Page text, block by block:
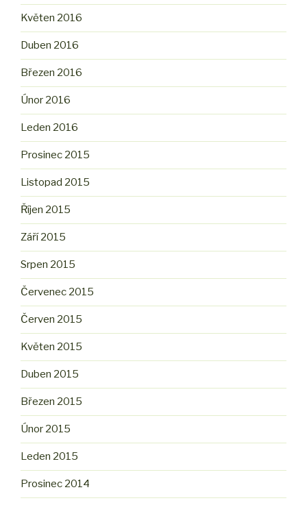
Květen 2016
Duben 2016
Březen 2016
Únor 2016
Leden 2016
Prosinec 2015
Listopad 2015
Říjen 2015
Září 2015
Srpen 2015
Červenec 2015
Červen 2015
Květen 2015
Duben 2015
Březen 2015
Únor 2015
Leden 2015
Prosinec 2014